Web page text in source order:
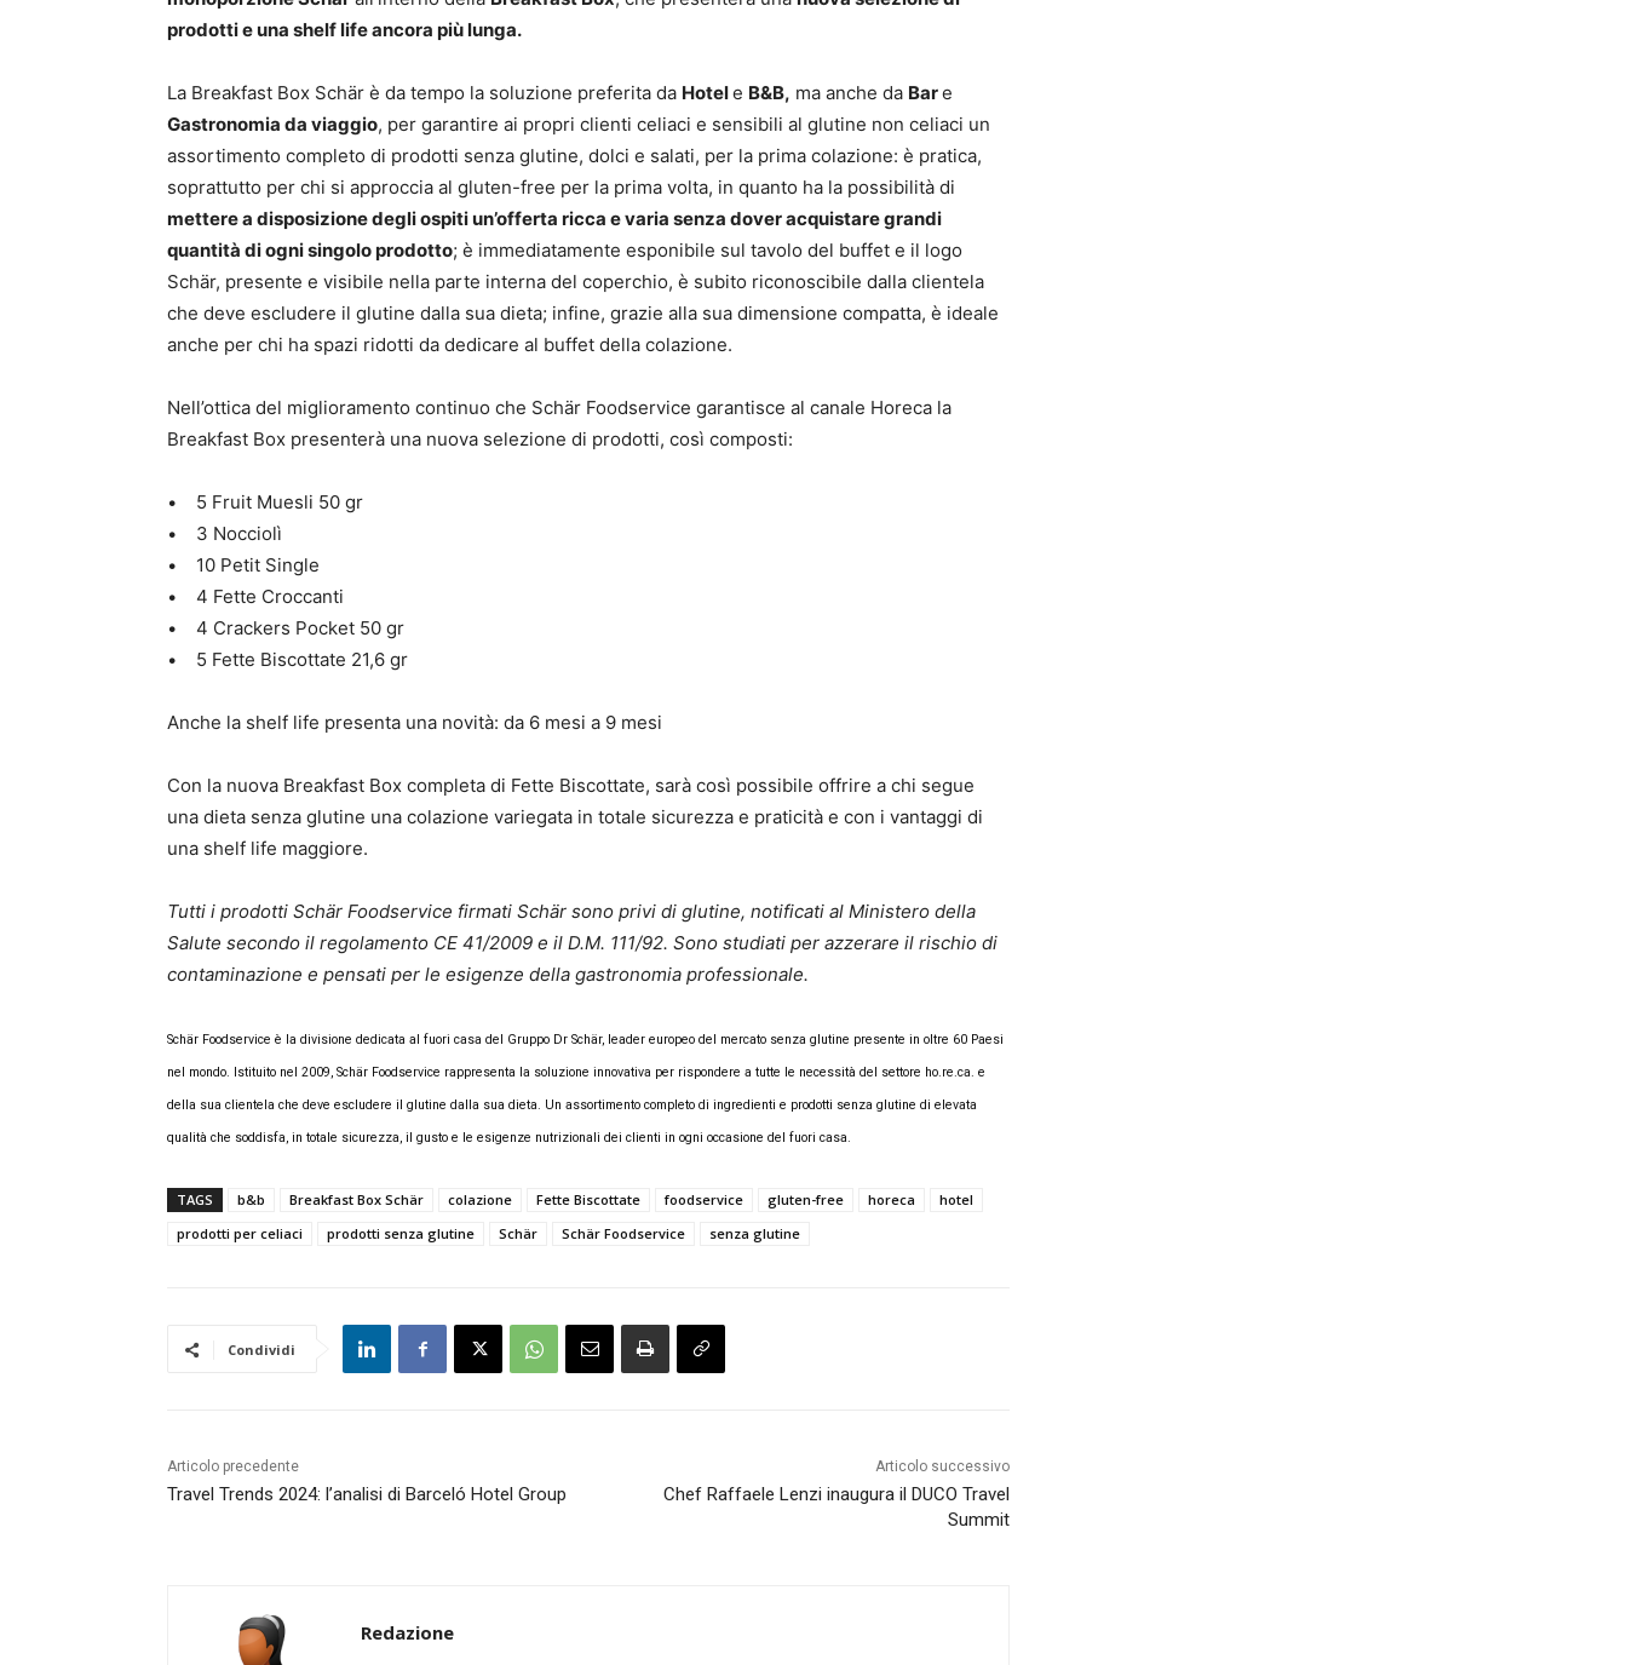
prodotti e una shelf life ancora più lunga.
La Breakfast Box Schär è da tempo la soluzione preferita da Hotele B&B, ma anche da Bare
Gastronomia da viaggio, per garantire ai propri clienti celiaci e sensibili al glutine non celiaci un
assortimento completo di prodotti senza glutine, dolci e salati, per la prima colazione: è pratica,
soprattutto per chi si approccia al gluten-free per la prima volta, in quanto ha la possibilità di
mettere a disposizione degli ospiti un’offerta ricca e varia senza dover acquistare grandi
quantità di ogni singolo prodotto; è immediatamente esponibile sul tavolo del buffet e il logo
Schär, presente e visibile nella parte interna del coperchio, è subito riconoscibile dalla clientela
che deve escludere il glutine dalla sua dieta; infine, grazie alla sua dimensione compatta, è ideale
anche per chi ha spazi ridotti da dedicare al buffet della colazione.
Nell’ottica del miglioramento continuo che Schär Foodservice garantisce al canale Horeca la
Breakfast Box presenterà una nuova selezione di prodotti, così composti:
• 5 Fruit Muesli 50 gr
• 3 Nocciolì
• 10 Petit Single
• 4 Fette Croccanti
• 4 Crackers Pocket 50 gr
• 5 Fette Biscottate 21,6 gr
Anche la shelf life presenta una novità: da 6 mesi a 9 mesi
Con la nuova Breakfast Box completa di Fette Biscottate, sarà così possibile offrire a chi segue
una dieta senza glutine una colazione variegata in totale sicurezza e praticità e con i vantaggi di
una shelf life maggiore.
Tutti i prodotti Schär Foodservice firmati Schär sono privi di glutine, notificati al Ministero della
Salute secondo il regolamento CE 41/2009 e il D.M. 111/92. Sono studiati per azzerare il rischio di
contaminazione e pensati per le esigenze della gastronomia professionale.
Schär Foodservice è la divisione dedicata al fuori casa del Gruppo Dr Schär, leader europeo del mercato senza glutine presente in oltre 60 Paesi
nel mondo. Istituito nel 2009, Schär Foodservice rappresenta la soluzione innovativa per rispondere a tutte le necessità del settore ho.re.ca. e
della sua clientela che deve escludere il glutine dalla sua dieta. Un assortimento completo di ingredienti e prodotti senza glutine di elevata
qualità che soddisfa, in totale sicurezza, il gusto e le esigenze nutrizionali dei clienti in ogni occasione del fuori casa.
TAGS b&b Breakfast Box Schär colazione Fette Biscottate foodservice gluten-free horeca
hotel
prodotti per celiaci
prodotti senza glutine Schär Schär Foodservice senza glutine
Condividi
Articolo precedente
Travel Trends 2024: l’analisi di Barceló Hotel Group
Articolo successivo
Chef Raffaele Lenzi inaugura il DUCO Travel
Summit
Redazione